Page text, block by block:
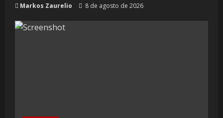
Markos Zaurelio 8 de agosto de 2026